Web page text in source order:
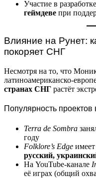
Участие в разработке
геймдеве при
Влияние на Рунет:
покоряет СНГ
Несмотря на то, что
латиноамериканско-
странах СНГ растёт
Популярность
Terra de Sombra
году
Folklore’s Edge имеет
русский,
На YouTube-канале
её играх (общий